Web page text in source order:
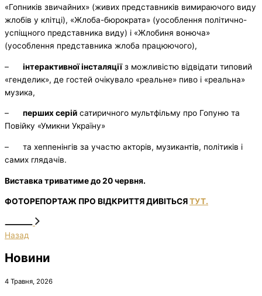
«Гопників звичайних» (живих представників вимираючого виду
жлобів у клітці), «Жлоба-бюрократа» (уособлення політично-
успіщного представника виду) і «Жлобиня вонюча»
(уособлення представника жлоба працюючого),
– інтерактивної інсталяціїз можливістю відвідати типовий
«генделик», де гостей очікувало «реальне» пиво і «реальна»
музика,
– перших серій сатиричного мультфільму про Гопуню та
Повійку «Умикни Україну»
– та хеппенінгів за участю акторів, музикантів, політиків і
самих глядачів.
Виставка триватиме до 20 червня.
ФОТОРЕПОРТАЖ ПРО ВІДКРИТТЯ ДИВІТЬСЯТУТ.
Назад
Новини
4 Травня, 2026